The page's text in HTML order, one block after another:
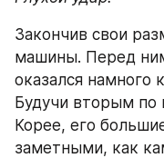
Закончив свои
машины. Перед
оказался намного
Будучи вторым
Корее, его
заметными, как